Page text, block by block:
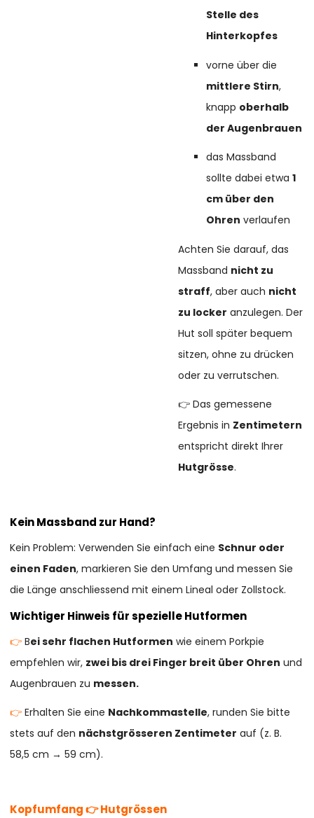
Stelle des
Hinterkopfes
vorne über die
mittlere Stirn,
knapp oberhalb
der Augenbrauen
das Massband
sollte dabei etwa1
cm über den
Ohren verlaufen
Achten Sie darauf, das
Massband nicht zu
straff, aber auch nicht
zu locker anzulegen. Der
Hut soll später bequem
sitzen, ohne zu drücken
oder zu verrutschen.
👉 Das gemessene
Ergebnis in Zentimetern
entspricht direkt Ihrer
Hutgrösse.
Kein Massband zur Hand?
Kein Problem: Verwenden Sie einfach eine Schnur oder
einen Faden, markieren Sie den Umfang und messen Sie
die Länge anschliessend mit einem Lineal oder Zollstock.
Wichtiger Hinweis für spezielle Hutformen
👉Bei sehr flachen Hutformen wie einem Porkpie
empfehlen wir, zwei bis drei Finger breit über Ohren und
Augenbrauen zu messen.
👉Erhalten Sie eine Nachkommastelle, runden Sie bitte
stets auf den nächstgrösseren Zentimeter auf (z. B.
58,5 cm → 59 cm).
Kopfumfang 👉 Hutgrössen